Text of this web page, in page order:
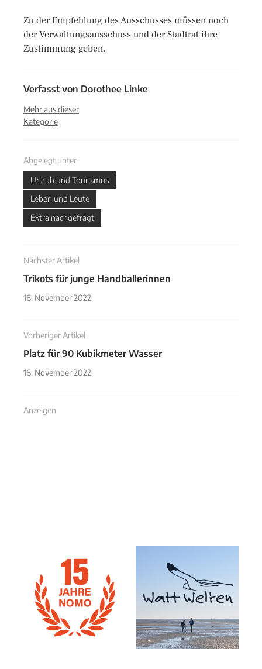
Zu der Empfehlung des Ausschusses müssen noch
der Verwaltungsausschuss und der Stadtrat ihre
Zustimmung geben.
Verfasst von Dorothee Linke
Mehr aus dieser
Kategorie
Abgelegt unter
Urlaub und Tourismus
Leben und Leute
Extra nachgefragt
Nächster Artikel
Trikots für junge Handballerinnen
16. November 2022
Vorheriger Artikel
Platz für 90 Kubikmeter Wasser
16. November 2022
Anzeigen